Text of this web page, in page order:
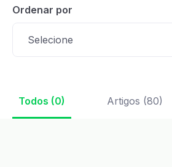
Ordenar por
Selecione
Todos (0) Artigos (80)